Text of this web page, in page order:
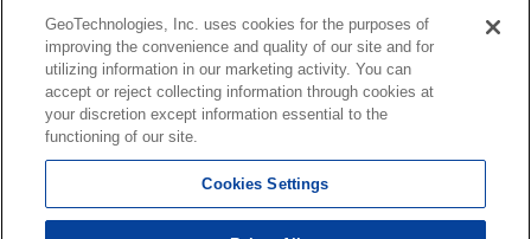
法人向け地図・位置情報サービス WEBサイト・システム向け地
図API Windows PC向け地図開発キット MapFan DB 住所確認
サービス
MAP WORLD+ トリマ広告 Geo-Research
カーナビ地図更新サービス
MapFan スマートメンバーズ
KENWOOD MapFan Club
GeoTechnologies, Inc. uses cookies for the purposes of
improving the convenience and quality of our site and for
utilizing information in our marketing activity. You can
accept or reject collecting information through cookies at
your discretion except information essential to the
functioning of our site.
Cookies Settings